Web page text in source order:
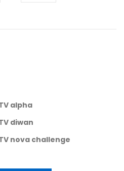
alpha
diwan
nova challenge